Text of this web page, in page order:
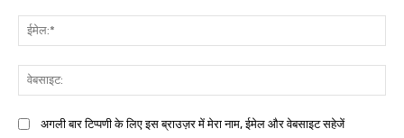
अगली बार टिप्पणी के लिए इस ब्राउज़र में मेरा नाम, ईमेल और वेबसाइट सहेजें